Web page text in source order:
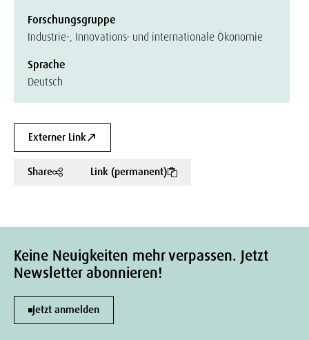
Forschungsgruppe
Industrie-, Innovations- und internationale Ökonomie
Sprache
Deutsch
Externer Link
Share Link (permanent)
Keine Neuigkeiten mehr verpassen. Jetzt
Newsletter abonnieren!
Jetzt anmelden